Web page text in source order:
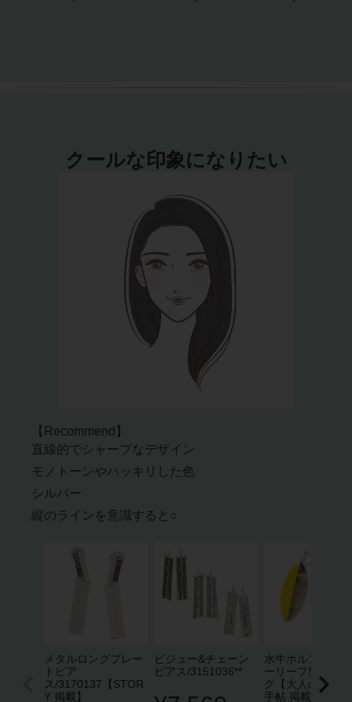
クールな印象になりたい
【Recommend】
直線的でシャープなデザイン
モノトーンやハッキリした色
シルバー
縦のラインを意識すると○
メタルロングプレー
トピア
ス/3170137【STOR
Y 掲載】
ビジュー&チェーン
ピアス/3151036**
水牛ホルン×ラッ
ーリーフ型イヤ
グ【大人のおし
手帖 掲載】